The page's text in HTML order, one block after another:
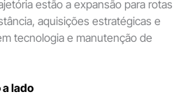
estão a expansão para rotas
aquisições estratégicas e
tecnologia e manutenção de
lado